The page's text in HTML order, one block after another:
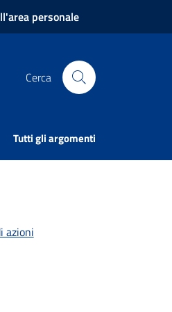
personale
Cerca
Tutti gli argomenti
azioni